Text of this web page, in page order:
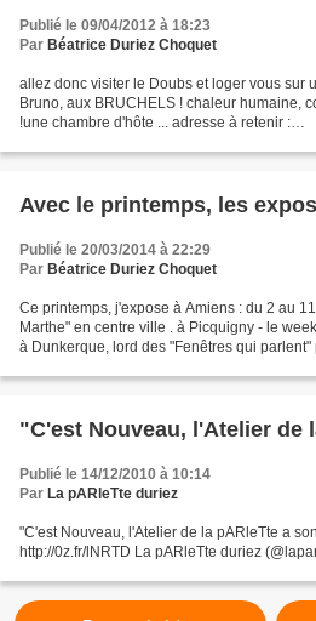
Publié le 09/04/2012 à 18:23
Par Béatrice Duriez Choquet
allez donc visiter le Doubs et loger vous sur
Bruno, aux BRUCHELS ! chaleur humaine,
!une chambre d'hôte ... adresse à retenir :
Avec le printemps, les
Publié le 20/03/2014 à 22:29
Par Béatrice Duriez Choquet
Ce printemps, j'expose à Amiens : du 2 au
Marthe" en centre ville . à Picquigny - le
à Dunkerque, lord des "Fenêtres qui
"C'est Nouveau, l'Atelier de
Publié le 14/12/2010 à 10:14
Par La pARleTte duriez
"C'est Nouveau, l'Atelier de la pARleTte a
http://0z.fr/lNRTD La pARleTte duriez